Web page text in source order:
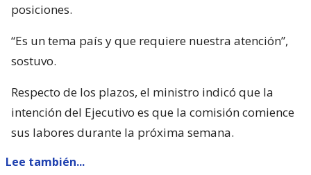
posiciones.
“Es un tema país y que requiere nuestra atención”,
sostuvo.
Respecto de los plazos, el ministro indicó que la
intención del Ejecutivo es que la comisión comience
sus labores durante la próxima semana.
Lee también...